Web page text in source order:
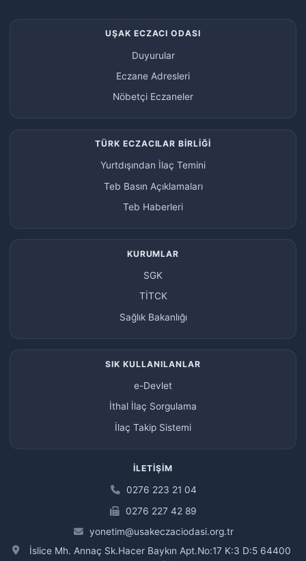
UŞAK ECZACI ODASI
Duyurular
Eczane Adresleri
Nöbetçi Eczaneler
TÜRK ECZACILAR BİRLİĞİ
Yurtdışından İlaç Temini
Teb Basın Açıklamaları
Teb Haberleri
KURUMLAR
SGK
TİTCK
Sağlık Bakanlığı
SIK KULLANILANLAR
e-Devlet
İthal İlaç Sorgulama
İlaç Takip Sistemi
İLETIŞIM
0276 223 21 04
0276 227 42 89
yonetim@usakeczaciodasi.org.tr
İslice Mh. Annaç Sk.Hacer Baykın Apt.No:17 K:3 D:5 64400